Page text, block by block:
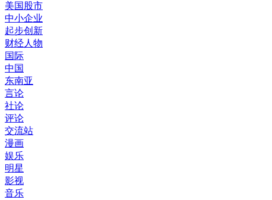
美国股市
中小企业
起步创新
财经人物
国际
中国
东南亚
言论
社论
评论
交流站
漫画
娱乐
明星
影视
音乐